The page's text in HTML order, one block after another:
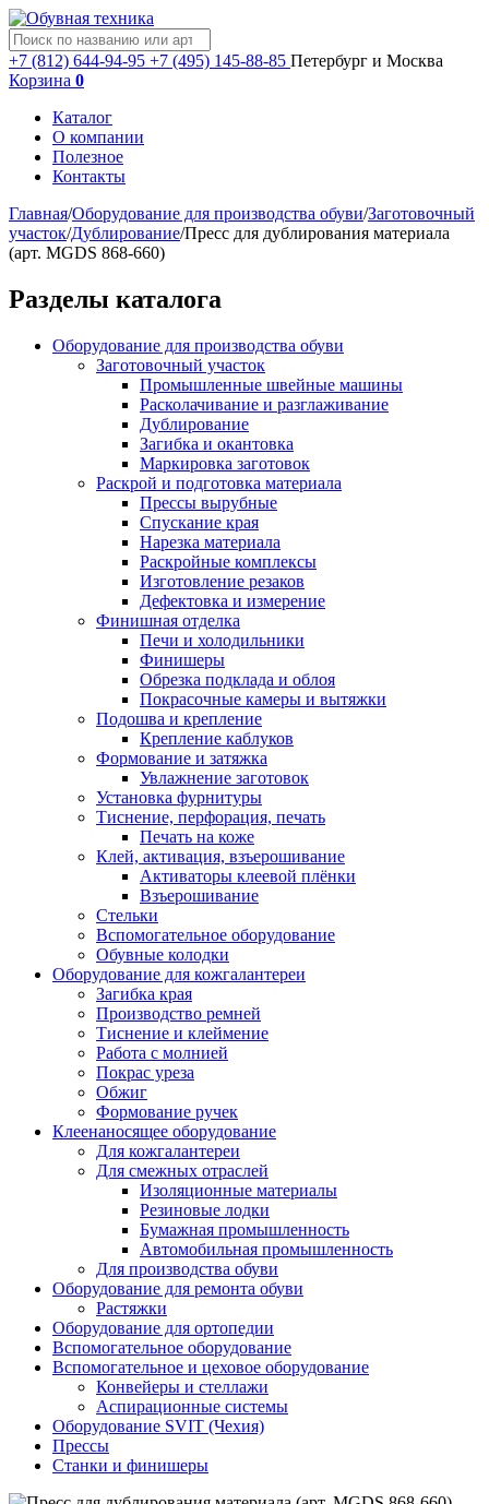
+7 (812) 644-94-95 +7 (495) 145-88-85 Петербург и Москва
Корзина 0
Каталог
О компании
Полезное
Контакты
Главная/Оборудование для производства обуви/Заготовочный
участок/Дублирование/Пресс для дублирования материала
(арт. MGDS 868-660)
Разделы каталога
Оборудование для производства обуви
Заготовочный участок
Промышленные швейные машины
Расколачивание и разглаживание
Дублирование
Загибка и окантовка
Маркировка заготовок
Раскрой и подготовка материала
Прессы вырубные
Спускание края
Нарезка материала
Раскройные комплексы
Изготовление резаков
Дефектовка и измерение
Финишная отделка
Печи и холодильники
Финишеры
Обрезка подклада и облоя
Покрасочные камеры и вытяжки
Подошва и крепление
Крепление каблуков
Формование и затяжка
Увлажнение заготовок
Установка фурнитуры
Тиснение, перфорация, печать
Печать на коже
Клей, активация, взъерошивание
Активаторы клеевой плёнки
Взъерошивание
Стельки
Вспомогательное оборудование
Обувные колодки
Оборудование для кожгалантереи
Загибка края
Производство ремней
Тиснение и клеймение
Работа с молнией
Покрас уреза
Обжиг
Формование ручек
Клеенаносящее оборудование
Для кожгалантереи
Для смежных отраслей
Изоляционные материалы
Резиновые лодки
Бумажная промышленность
Автомобильная промышленность
Для производства обуви
Оборудование для ремонта обуви
Растяжки
Оборудование для ортопедии
Вспомогательное оборудование
Вспомогательное и цеховое оборудование
Конвейеры и стеллажи
Аспирационные системы
Оборудование SVIT (Чехия)
Прессы
Станки и финишеры